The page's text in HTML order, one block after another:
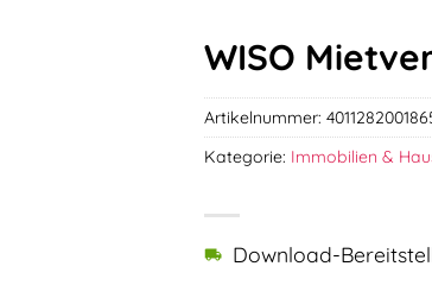
WISO
Download-
Artikelnummer:
Kategorie: Immobilien &